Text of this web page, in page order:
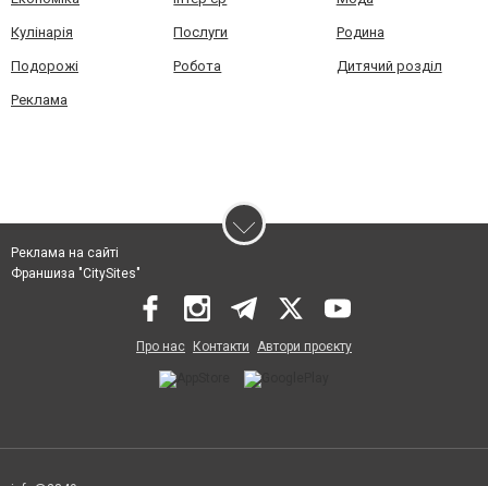
Кулінарія Послуги Родина
Подорожі Робота Дитячий розділ
Реклама
Реклама на сайті
Франшиза "CitySites"
Про нас Контакти Автори проєкту